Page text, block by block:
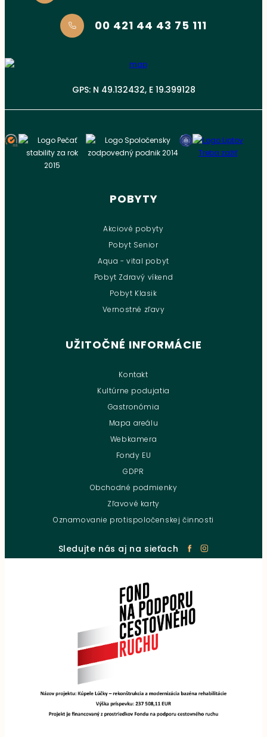
00 421 44 43 75 111
GPS: N 49.132432, E 19.399128
POBYTY
Akciové pobyty
Pobyt Senior
Aqua - vital pobyt
Pobyt Zdravý víkend
Pobyt Klasik
Vernostné zľavy
UŽITOČNÉ INFORMÁCIE
Kontakt
Kultúrne podujatia
Gastronómia
Mapa areálu
Webkamera
Fondy EU
GDPR
Obchodné podmienky
Zľavové karty
Oznamovanie protispoločenskej činnosti
Sledujte nás aj na sieťach